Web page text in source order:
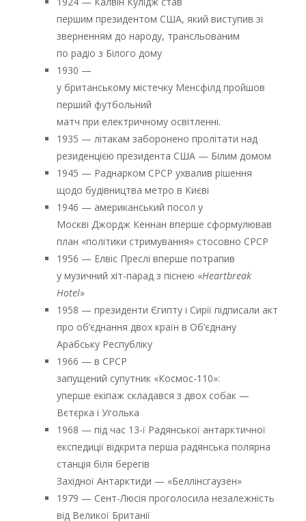
першим президентом США, який виступив зі
зверненням до народу, трансльованим
по радіо з Білого дому
1930 —
у британському містечку Менсфілд пройшов
перший футбольний
матч при електричному освітленні.
1935 — літакам заборонено пролітати над
резиденцією президента США — Білим домом
1945 — Раднарком СРСР ухвалив рішення
щодо будівництва метро в Києві
1946 — американський посол у
Москві Джордж Кеннан вперше сформулював
план «політики стримування» стосовно СРСР
1956 — Елвіс Преслі вперше потрапив
у музичний хіт-парад з піснею «Heartbreak
Hotel»
1958 — президенти Єгипту і Сирії підписали акт
про об’єднання двох країн в Об’єднану
Арабську Республіку
1966 — в СРСР
запущений супутник «Космос-110»:
уперше екіпаж складався з двох собак —
Вєтєрка і Уголька
1968 — під час 13-ї Радянської антарктичної
експедиції відкрита перша радянська полярна
станція біля берегів
Західної Антарктиди — «Беллінсгаузен»
1979 — Сент-Люсія проголосила незалежність
від Великої Британії